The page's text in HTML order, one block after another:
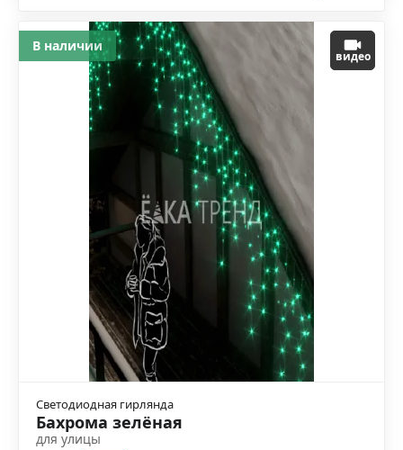
видео
Светодиодная гирлянда
Бахрома зелёная
для улицы
В наличии